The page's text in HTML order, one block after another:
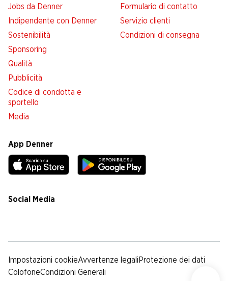
Jobs da Denner
Indipendente con Denner
Sostenibilità
Sponsoring
Qualità
Pubblicità
Codice di condotta e
sportello
Media
Formulario di contatto
Servizio clienti
Condizioni di consegna
App Denner
Social Media
Impostazioni cookieAvvertenze legali Protezione dei dati
ColofoneCondizioni Generali